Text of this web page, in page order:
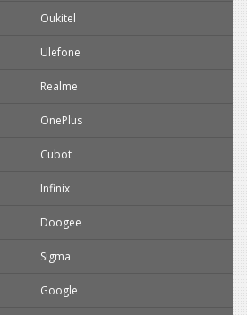
Oukitel
Ulefone
Realme
OnePlus
Cubot
Infinix
Doogee
Sigma
Google